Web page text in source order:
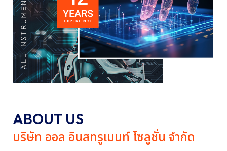
ABOUT US
บริษัท ออล อินสทรูเมนท์ โซลูชั่น จำกัด